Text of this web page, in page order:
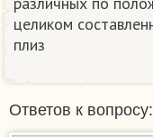
целиком
плиз​
Ответов к